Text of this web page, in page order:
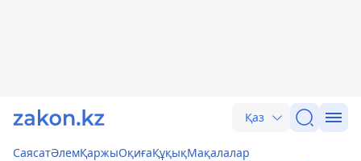
Қаз
СаясатӘлемҚаржыОқиғаҚұқықМақалалар